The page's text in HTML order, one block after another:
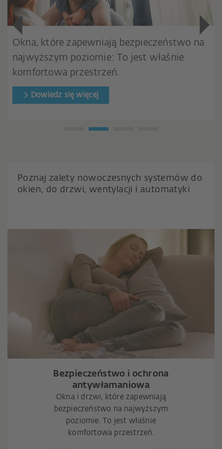
Okna, które zapewniają bezpieczeństwo na
najwyższym poziomie: To jest właśnie
komfortowa przestrzeń.
Dowiedz się więcej
Poznaj zalety nowoczesnych systemów do
okien, do drzwi, wentylacji i automatyki
Bezpieczeństwo i ochrona
antywłamaniowa
Okna i drzwi, które zapewniają
bezpieczeństwo na najwyższym
poziomie. To jest właśnie
komfortowa przestrzeń.